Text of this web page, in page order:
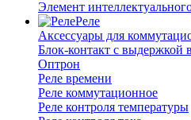
Элемент
Реле
Аксессуары для
Блок-контакт с выдержкой
Оптрон
Реле времени
Реле коммутационное
Реле контроля температуры